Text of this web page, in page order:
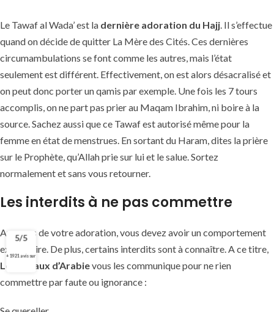
Le Tawaf al Wada’ est la dernière adoration du Hajj. Il s’effectue
quand on décide de quitter La Mère des Cités. Ces dernières
circumambulations se font comme les autres, mais l’état
seulement est différent. Effectivement, on est alors désacralisé et
on peut donc porter un qamis par exemple. Une fois les 7 tours
accomplis, on ne part pas prier au Maqam Ibrahim, ni boire à la
source. Sachez aussi que ce Tawaf est autorisé même pour la
femme en état de menstrues. En sortant du Haram, dites la prière
sur le Prophète, qu’Allah prie sur lui et le salue. Sortez
normalement et sans vous retourner.
Les interdits à ne pas commettre
Au cours de votre adoration, vous devez avoir un comportement
exemplaire. De plus, certains interdits sont à connaître. A ce titre,
Les Joyaux d’Arabievous les communique pour ne rien
commettre par faute ou ignorance :
5/5
+ 1921 avis sur